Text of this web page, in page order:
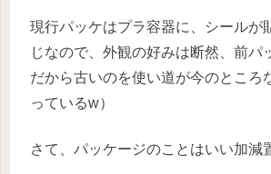
現行パッケはプラ容器に、シールが
じなので、外観の好みは断然、前
だから古いのを使い道が今のところ
っているw）
さて、パッケージのことはいい加減